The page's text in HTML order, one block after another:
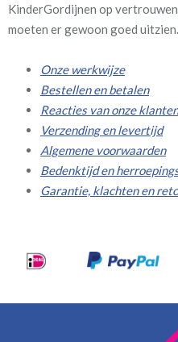
KinderGordijnen op
moeten er gewoon goed
Onze werkwijze
Bestellen en betalen
Reacties van onze klanten
Verzending en levertijd
Algemene voorwaarden
Bedenktijd en
Garantie, klachten en